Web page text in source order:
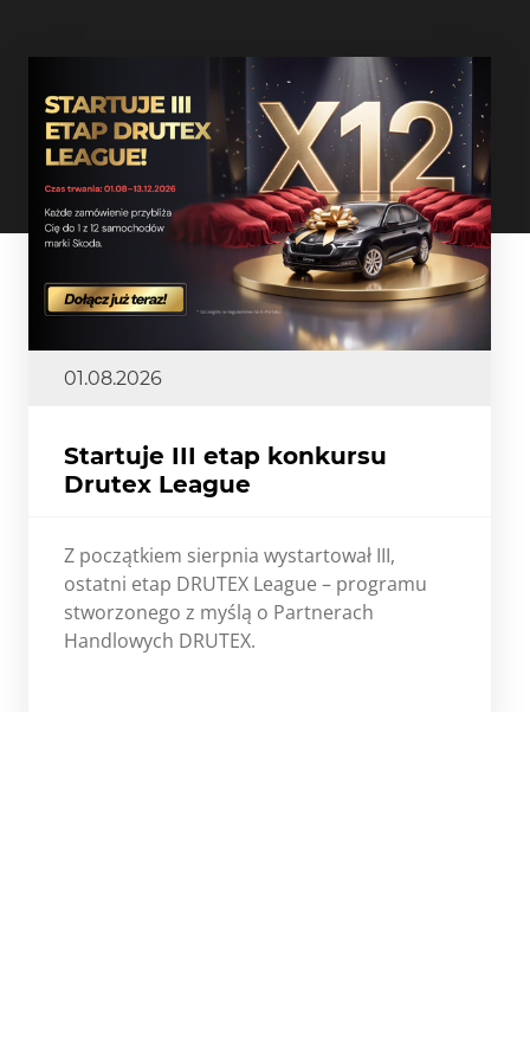
01.08.2026
Startuje III etap konkursu
Drutex League
Z początkiem sierpnia wystartował III,
ostatni etap DRUTEX League – programu
stworzonego z myślą o Partnerach
Handlowych DRUTEX.